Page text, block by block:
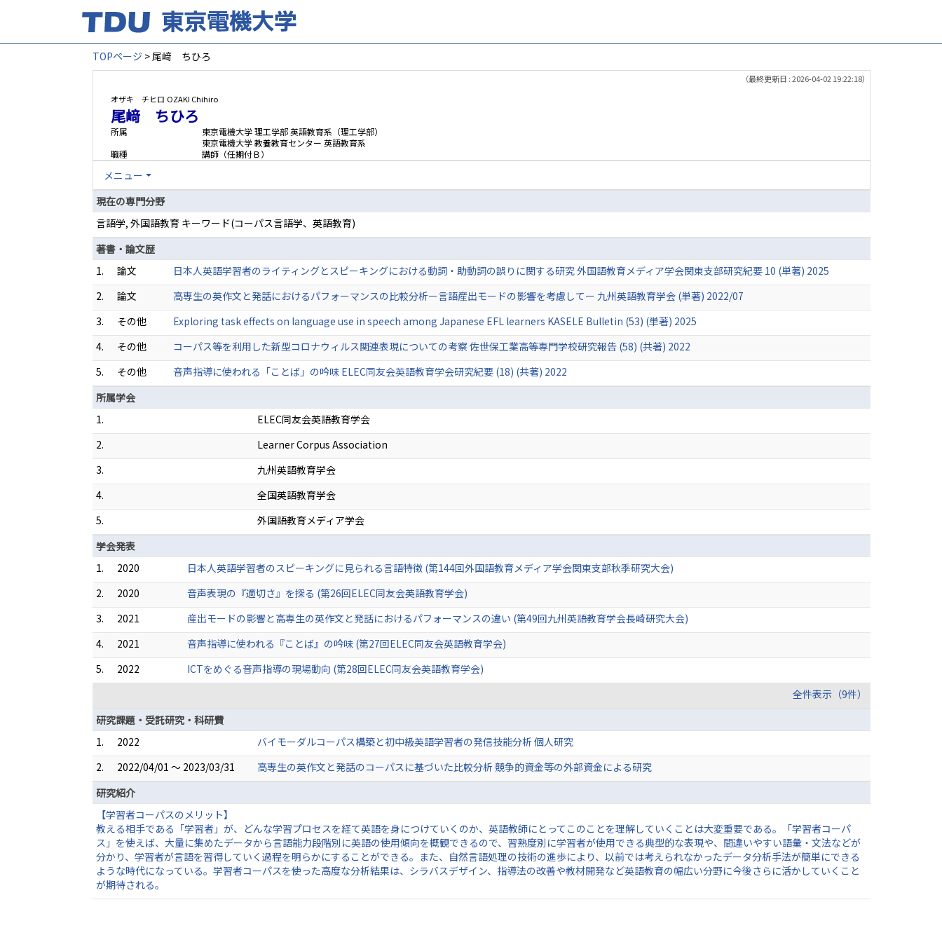
TOPページ > 尾﨑 ちひろ
（最終更新日 : 2026-04-02 19:22:18）
オザキ チヒロ OZAKI Chihiro
尾﨑 ちひろ
所属
東京電機大学 理工学部 英語教育系（理工学部）
東京電機大学 教養教育センター 英語教育系
職種
講師（任期付Ｂ）
メニュー
現在の専門分野
言語学, 外国語教育 キーワード(コーパス言語学、英語教育)
著書・論文歴
1.
論文
日本人英語学習者のライティングとスピーキングにおける動詞・助動詞の誤りに関する研究 外国語教育メディア学会関東支部研究紀要 10 (単著) 2025
2.
論文
高専生の英作文と発話におけるパフォーマンスの比較分析ー言語産出モードの影響を考慮してー 九州英語教育学会 (単著) 2022/07
3.
その他
Exploring task effects on language use in speech among Japanese EFL learners KASELE Bulletin (53) (単著) 2025
4.
その他
コーパス等を利用した新型コロナウィルス関連表現についての考察 佐世保工業高等専門学校研究報告 (58) (共著) 2022
5.
その他
音声指導に使われる「ことば」の吟味 ELEC同友会英語教育学会研究紀要 (18) (共著) 2022
所属学会
1.
ELEC同友会英語教育学会
2.
Learner Corpus Association
3.
九州英語教育学会
4.
全国英語教育学会
5.
外国語教育メディア学会
学会発表
1.
2020
日本人英語学習者のスピーキングに見られる言語特徴 (第144回外国語教育メディア学会関東支部秋季研究大会)
2.
2020
音声表現の『適切さ』を探る (第26回ELEC同友会英語教育学会)
3.
2021
産出モードの影響と高専生の英作文と発話におけるパフォーマンスの違い (第49回九州英語教育学会長崎研究大会)
4.
2021
音声指導に使われる『ことば』の吟味 (第27回ELEC同友会英語教育学会)
5.
2022
ICTをめぐる音声指導の現場動向 (第28回ELEC同友会英語教育学会)
全件表示（9件）
研究課題・受託研究・科研費
1.
2022
バイモーダルコーパス構築と初中級英語学習者の発信技能分析 個人研究
2.
2022/04/01 ～ 2023/03/31
高専生の英作文と発話のコーパスに基づいた比較分析 競争的資金等の外部資金による研究
研究紹介
【学習者コーパスのメリット】
教える相手である「学習者」が、どんな学習プロセスを経て英語を身につけていくのか、英語教師にとってこのことを理解していくことは大変重要である。「学習者コーパ
ス」を使えば、大量に集めたデータから言語能力段階別に英語の使用傾向を概観できるので、習熟度別に学習者が使用できる典型的な表現や、間違いやすい語彙・文法などが
分かり、学習者が言語を習得していく過程を明らかにすることができる。また、自然言語処理の技術の進歩により、以前では考えられなかったデータ分析手法が簡単にできる
ような時代になっている。学習者コーパスを使った高度な分析結果は、シラバスデザイン、指導法の改善や教材開発など英語教育の幅広い分野に今後さらに活かしていくこと
が期待される。